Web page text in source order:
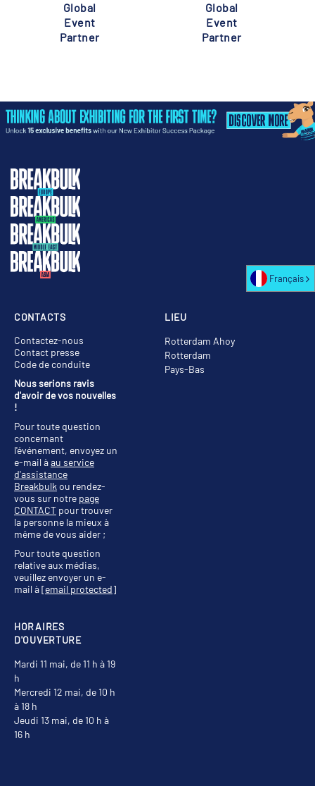
Global
Event
Partner
Global
Event
Partner
LIEU
Rotterdam Ahoy
Rotterdam
Pays-Bas
HORAIRES
D'OUVERTURE
Mardi 11 mai, de 11 h à 19
h
Mercredi 12 mai, de 10 h
à 18 h
Jeudi 13 mai, de 10 h à
16 h
CONTACTS
Contactez-nous
Contact presse
Code de conduite
Nous serions ravis
d'avoir de vos nouvelles
!
Pour toute question
concernant
l'événement, envoyez un
e-mail àau service
d'assistance
Breakbulk ou rendez-
vous sur notre page
CONTACT pour trouver
la personne la mieux à
même de vous aider ;
Pour toute question
relative aux médias,
veuillez envoyer un e-
mail à[email protected]
Français